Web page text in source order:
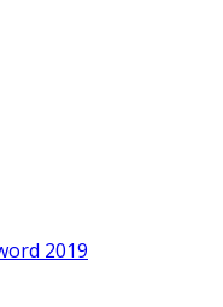
2019